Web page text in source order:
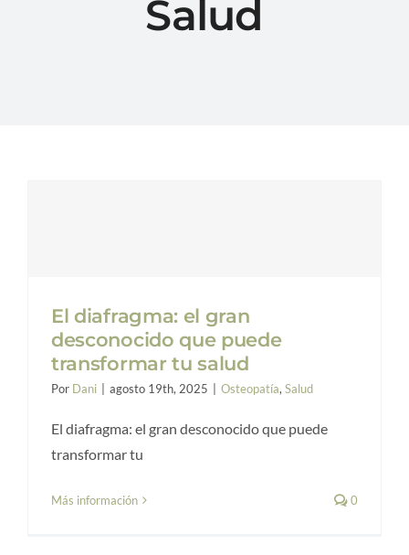
Salud
El diafragma: el gran
desconocido que puede
transformar tu salud
Por Dani agosto 19th, 2025 Osteopatía, Salud
El diafragma: el gran desconocido que puede
transformar tu
Más información 0